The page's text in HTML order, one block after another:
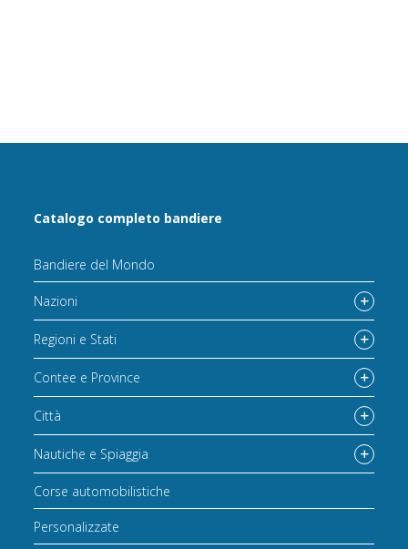
Catalogo completo bandiere
Bandiere del Mondo
Nazioni
Regioni e Stati
Contee e Province
Città
Nautiche e Spiaggia
Corse automobilistiche
Personalizzate